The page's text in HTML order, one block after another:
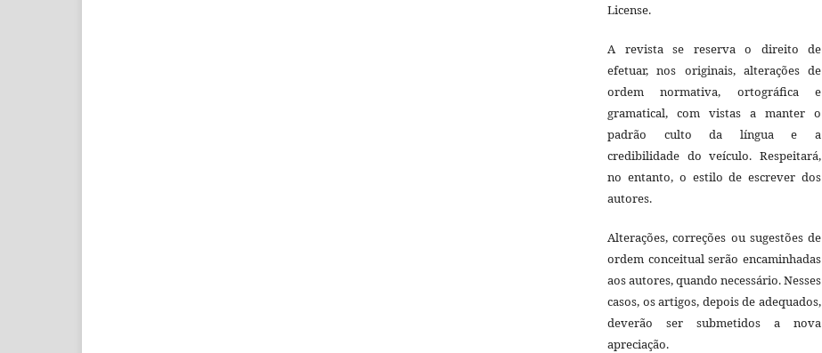
License.
A revista se reserva o direito de
efetuar, nos originais, alterações de
ordem normativa, ortográfica e
gramatical, com vistas a manter o
padrão culto da língua e a
credibilidade do veículo. Respeitará,
no entanto, o estilo de escrever dos
autores.
Alterações, correções ou sugestões de
ordem conceitual serão encaminhadas
aos autores, quando necessário. Nesses
casos, os artigos, depois de adequados,
deverão ser submetidos a nova
apreciação.